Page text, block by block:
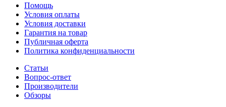
Помощь
Условия оплаты
Условия доставки
Гарантия на товар
Публичная оферта
Политика конфиденциальности
Статьи
Вопрос-ответ
Производители
Обзоры